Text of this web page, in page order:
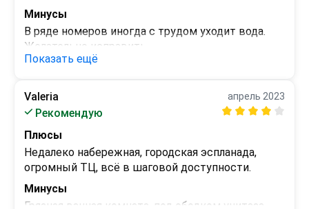
Минусы
В ряде номеров иногда с трудом уходит вода.
Желательно исправить.
Показать ещё
Valeria
Рекомендую
апрель 2023
Плюсы
Недалеко набережная, городская эспланада,
огромный ТЦ, всё в шаговой доступности.
Минусы
Грязная ванная комната, под ободком унитаза